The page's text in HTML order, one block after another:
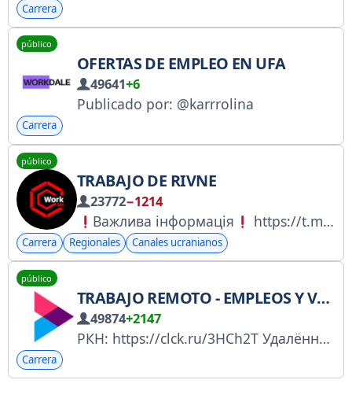
Carrera
público
OFERTAS DE EMPLEO EN UFA
49641+6
Publicado por: @karrrolina
Carrera
público
TRABAJO DE RIVNE
23772−1214
Важлива інформація https://t.me/WorkSMIinfo/171 Для публікації вакансії зверніться сюди:
Carrera Regionales Canales ucranianos
público
TRABAJO REMOTO - EMPLEOS Y VACANTES
49874+2147
РКН: https://clck.ru/3HCh2T Удалённая работа для диджитал специалистов: — Копирайтинг — Дизайн — Маркетинг — Менеджмент
Carrera